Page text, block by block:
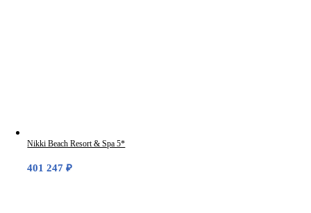
Nikki Beach Resort & Spa 5*
401 247₽